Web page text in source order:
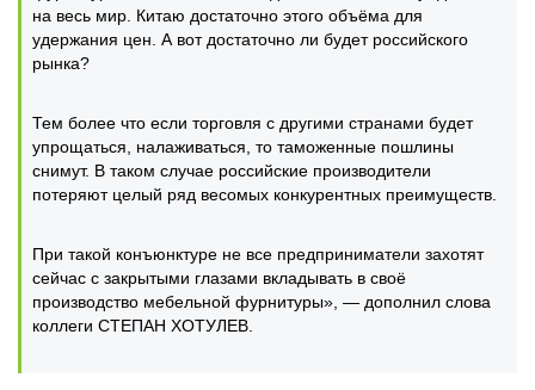
на весь мир. Китаю достаточно этого объёма для
удержания цен. А вот достаточно ли будет российского
рынка?
Тем более что если торговля с другими странами будет
упрощаться, налаживаться, то таможенные пошлины
снимут. В таком случае российские производители
потеряют целый ряд весомых конкурентных преимуществ.
При такой конъюнктуре не все предприниматели захотят
сейчас с закрытыми глазами вкладывать в своё
производство мебельной фурнитуры», — дополнил слова
коллеги СТЕПАН ХОТУЛЕВ.